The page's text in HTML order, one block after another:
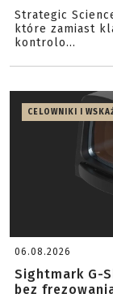
Strategic
które zamiast
kontrolo...
CELOWNIKI I
06.08.2026
Sightmark G-
bez